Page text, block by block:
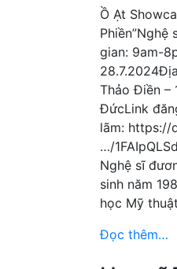
Ồ Ạt
Phiền”Nghệ
gian: 9am-
Thảo Điền –
ĐứcLink
lãm: https://
…/
Nghệ sĩ
sinh năm
học Mỹ
Đọc thêm…